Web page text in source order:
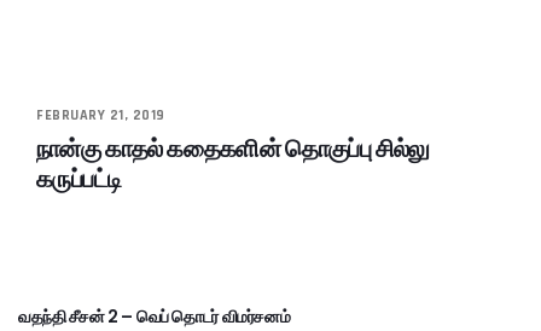
FEBRUARY 21, 2019
நான்கு காதல் கதைகளின் தொகுப்பு சில்லு
கருப்பட்டி
வதந்தி சீசன் 2 – வெப் தொடர் விமர்சனம்